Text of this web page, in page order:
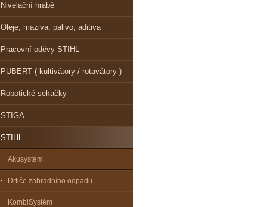
Nivelační hrábě
Oleje, maziva, palivo, aditiva
Pracovní oděvy STIHL
PUBERT ( kultivátory / rotavátory )
Robotické sekačky
STIGA
STIHL
Akusystém
Drtiče zahradního odpadu
KombiSystém